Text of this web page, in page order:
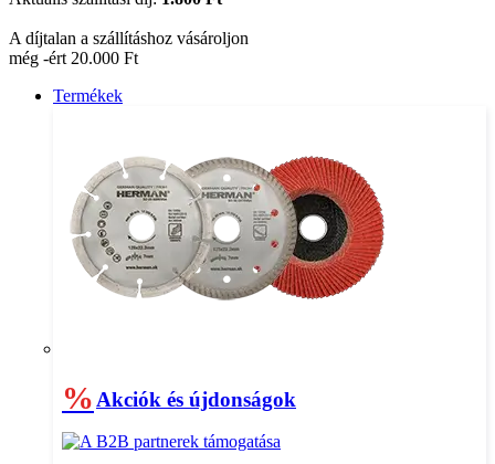
A díjtalan a szállításhoz vásároljon
még -ért 20.000 Ft
Termékek
% Akciók és újdonságok